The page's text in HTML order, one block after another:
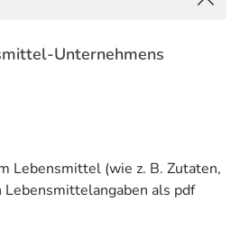
Unternehmens
Lebensmittel (wie z. B. Zutaten,
als pdf